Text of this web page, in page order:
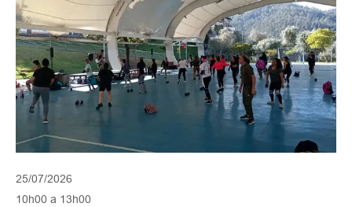
25/07/2026
10h00 a 13h00